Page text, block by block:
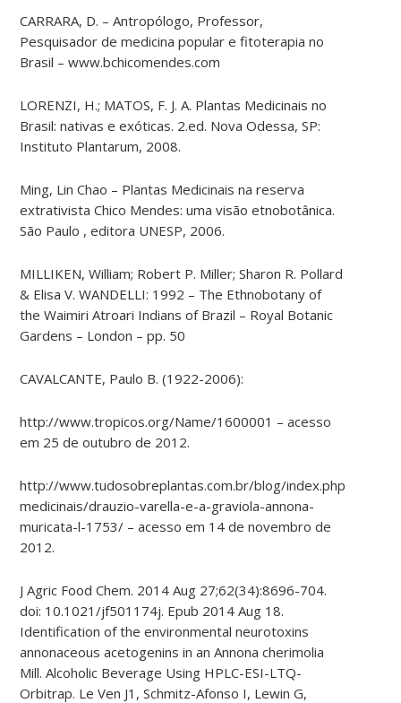
CARRARA, D. – Antropólogo, Professor,
Pesquisador de medicina popular e fitoterapia no
Brasil – www.bchicomendes.com
LORENZI, H.; MATOS, F. J. A. Plantas Medicinais no
Brasil: nativas e exóticas. 2.ed. Nova Odessa, SP:
Instituto Plantarum, 2008.
Ming, Lin Chao – Plantas Medicinais na reserva
extrativista Chico Mendes: uma visão etnobotânica.
São Paulo , editora UNESP, 2006.
MILLIKEN, William; Robert P. Miller; Sharon R. Pollard
& Elisa V. WANDELLI: 1992 – The Ethnobotany of
the Waimiri Atroari Indians of Brazil – Royal Botanic
Gardens – London – pp. 50
CAVALCANTE, Paulo B. (1922-2006):
http://www.tropicos.org/Name/1600001 – acesso
em 25 de outubro de 2012.
http://www.tudosobreplantas.com.br/blog/index.php/plantas-
medicinais/drauzio-varella-e-a-graviola-annona-
muricata-l-1753/ – acesso em 14 de novembro de
2012.
J Agric Food Chem. 2014 Aug 27;62(34):8696-704.
doi: 10.1021/jf501174j. Epub 2014 Aug 18.
Identification of the environmental neurotoxins
annonaceous acetogenins in an Annona cherimolia
Mill. Alcoholic Beverage Using HPLC-ESI-LTQ-
Orbitrap. Le Ven J1, Schmitz-Afonso I, Lewin G,